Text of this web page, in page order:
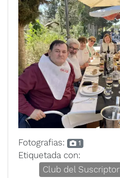
Fotografias: 1
Etiquetada con:
Club del Suscriptor